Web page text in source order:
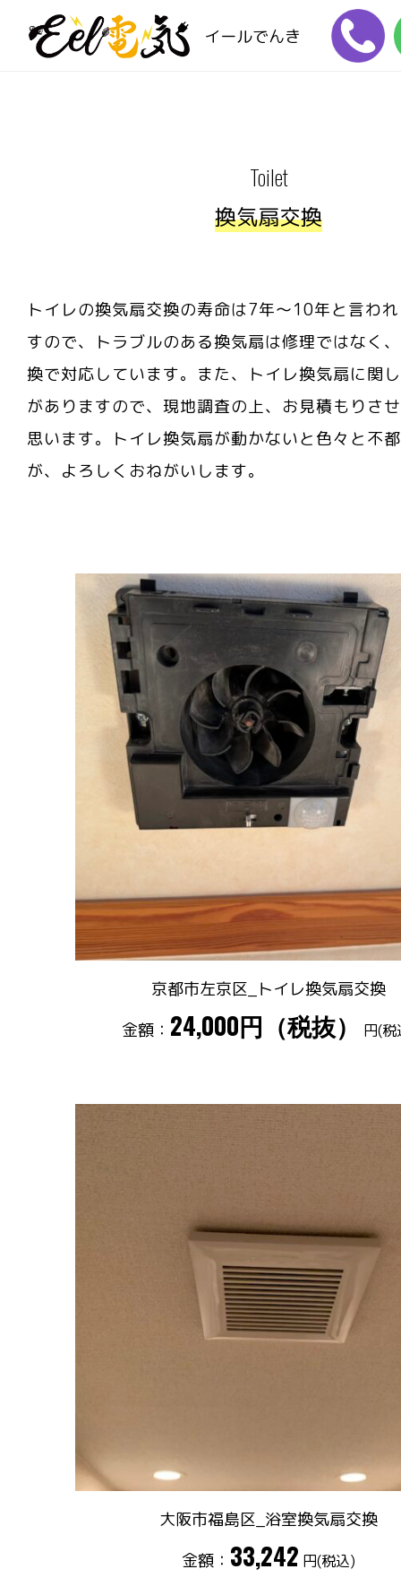
イールでんき
Toilet
換気扇交換
トイレの換気扇交換の寿命は7年～10年と言わ
すので、トラブルのある換気扇は修理ではなく
換で対応しています。また、トイレ換気扇に関
がありますので、現地調査の上、お見積もりさ
思います。トイレ換気扇が動かないと色々と不
が、よろしくおねがいします。
京都市左京区_トイレ換気扇交換
金額： 24,000円（税抜） 円(税
大阪市福島区_浴室換気扇交換
金額： 33,242 円(税込)